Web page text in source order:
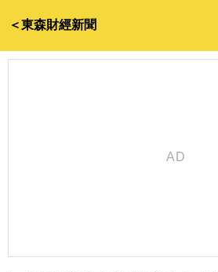
＜東森財經新聞